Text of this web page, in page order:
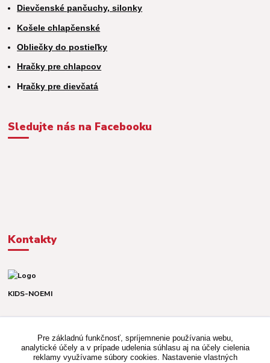
Dievčenské pančuchy, silonky
Košele chlapčenské
Obliečky do postieľky
Hračky pre chlapcov
Hračky pre dievčatá
Sledujte nás na Facebooku
Kontakty
KIDS-NOEMI
(Po-Pia, 8-16 hod.)
Pre základnú funkčnosť, spríjemnenie používania webu,
analytické účely a v prípade udelenia súhlasu aj na účely cielenia
reklamy využívame súbory cookies. Nastavenie vlastných